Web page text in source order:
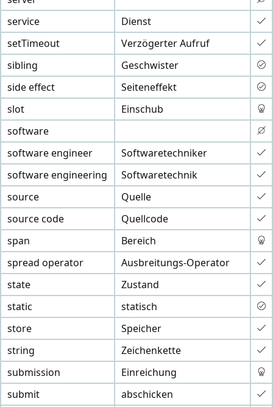
service
Dienst
setTimeout
Verzögerter Aufruf
sibling
Geschwister
side effect
Seiteneffekt
slot
Einschub
software
software engineer
Softwaretechniker
software engineering
Softwaretechnik
source
Quelle
source code
Quellcode
span
Bereich
spread operator
Ausbreitungs-Operator
state
Zustand
static
statisch
store
Speicher
string
Zeichenkette
submission
Einreichung
submit
abschicken